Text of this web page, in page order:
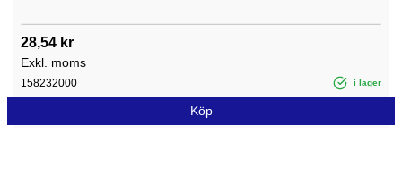
28,54 kr
Exkl. moms
158232000 i lager
Köp